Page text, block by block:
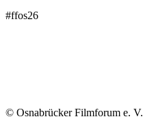
#ffos26
© Osnabrücker Filmforum e. V.